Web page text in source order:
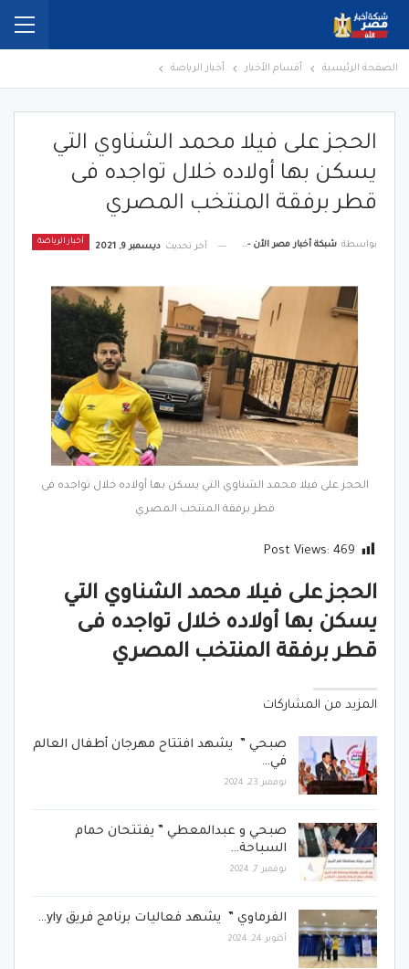
الصفحة الرئيسية أقسام الأخبار أخبار الرياضة
الحجز على فيلا محمد الشناوي التي
يسكن بها أولاده خلال تواجده فى
قطر برفقة المنتخب المصري
أخبار الرياضة بواسطة شبكة أخبار مصر الأن - Egypt News Network Now آخر تحديث ديسمبر 9, 2021
الحجز على فيلا محمد الشناوي التي يسكن بها أولاده خلال تواجده فى
قطر برفقة المنتخب المصري
Post Views: 469
الحجز على فيلا محمد الشناوي التي
يسكن بها أولاده خلال تواجده فى
قطر برفقة المنتخب المصري
المزيد من المشاركات
صبحي ” يشهد افتتاح مهرجان أطفال العالم
في…
نوفمبر 23, 2024
صبحي و عبدالمعطي ” يفتتحان حمام
السباحة…
نوفمبر 7, 2024
الفرماوي ” يشهد فعاليات برنامج فريق yly…
أكتوبر 24, 2024